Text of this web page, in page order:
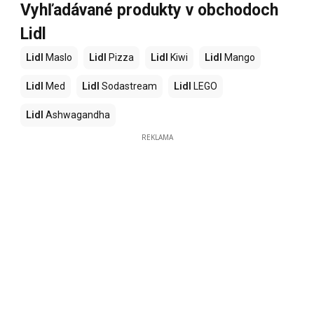
Vyhľadávané produkty v obchodoch
Lidl
Lidl Maslo Lidl Pizza Lidl Kiwi Lidl Mango
Lidl Med Lidl Sodastream Lidl LEGO
Lidl Ashwagandha
REKLAMA